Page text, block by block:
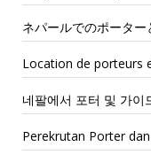
ネパールでのポータ
Location de porteurs
네팔에서 포터 및 가이
Perekrutan Porter